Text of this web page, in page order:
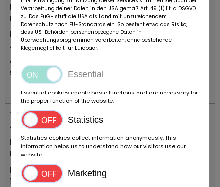
Nazione
Belgio
Posizione
Aalter
Codice postale
9880
Importante
Tipo di veicolo
Auto d'epoca
Marca
MG
Primo anno di immatricolazione
1958
Verarbeitung deiner Daten in den USA gemäß Art. 49 (1) lit. a DSGVO
zu. Das EuGH stuft die USA als Land mit unzureichendem
Datenschutz nach EU-Standards ein. So besteht etwa das Risiko,
dass US-Behörden personenbezogene Daten in
Überwachungsprogrammen verarbeiten, ohne bestehende
Klagemöglichkeit für Europäer.
Essential
Essential cookies enable basic functions and are necessary for
the proper function of the website.
Statistics
Statistics cookies collect information anonymously. This
information helps us to understand how our visitors use our
website.
Marketing